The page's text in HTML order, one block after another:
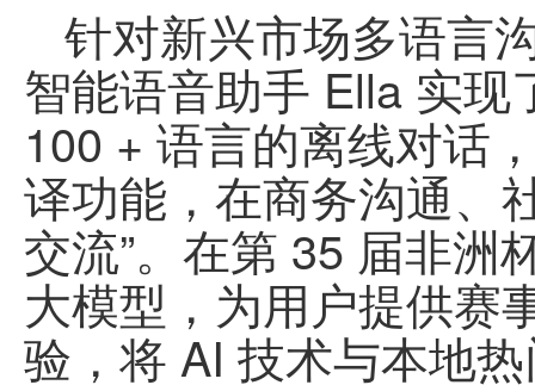
针对新兴市场多语言
智能语音助手 Ella 实
100 + 语言的离线对话
译功能，在商务沟通、
交流”。在第 35 届非洲
大模型，为用户提供赛
验，将 AI 技术与本地